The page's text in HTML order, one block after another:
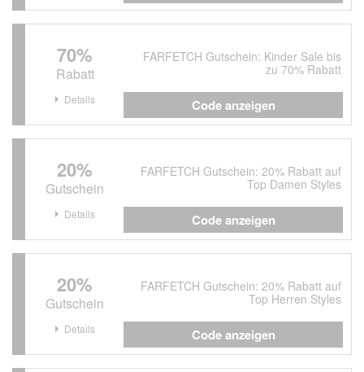
70%
Rabatt
FARFETCH Gutschein: Kinder Sale bis
zu 70% Rabatt
Details Code anzeigen
20%
Gutschein
FARFETCH Gutschein: 20% Rabatt auf
Top Damen Styles
Details Code anzeigen
20%
Gutschein
FARFETCH Gutschein: 20% Rabatt auf
Top Herren Styles
Details Code anzeigen